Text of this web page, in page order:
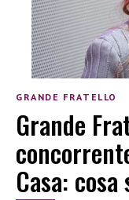
GRANDE FRATELLO
Grande
Casa: